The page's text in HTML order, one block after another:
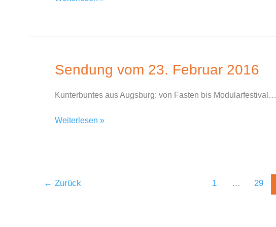
Sendung vom 23. Februar 2016
Kunterbuntes aus Augsburg: von Fasten bis Modularfestival…
Sendung
23.
2016
Weiterlesen »
← Zurück 1 … 29